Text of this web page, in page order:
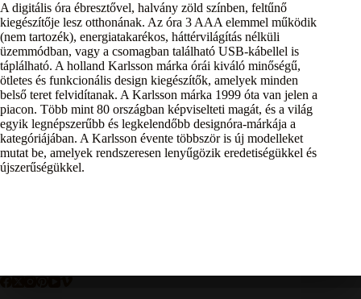
A digitális óra ébresztővel, halvány zöld színben, feltűnő
kiegészítője lesz otthonának. Az óra 3 AAA elemmel működik
(nem tartozék), energiatakarékos, háttérvilágítás nélküli
üzemmódban, vagy a csomagban található USB-kábellel is
táplálható. A holland Karlsson márka órái kiváló minőségű,
ötletes és funkcionális design kiegészítők, amelyek minden
belső teret felvidítanak. A Karlsson márka 1999 óta van jelen a
piacon. Több mint 80 országban képviselteti magát, és a világ
egyik legnépszerűbb és legkelendőbb designóra-márkája a
kategóriájában. A Karlsson évente többször is új modelleket
mutat be, amelyek rendszeresen lenyűgözik eredetiségükkel és
újszerűségükkel.